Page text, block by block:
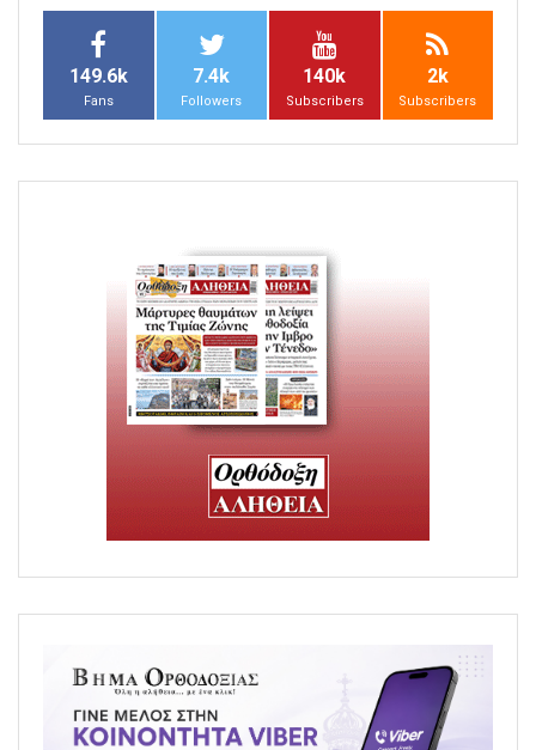
149.6k
Fans
7.4k
Followers
140k
Subscribers
2k
Subscribers